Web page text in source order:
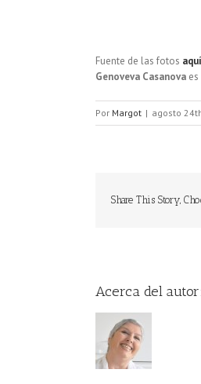
Fuente de las fotos
Genoveva Casanova
Por Margot | agosto
Share This Story,
Acerca del autor: